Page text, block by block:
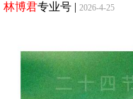
林博君专业号 | 2026-4-25